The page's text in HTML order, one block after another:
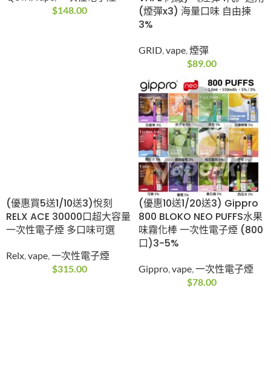
$148.00
(煙彈x3) 海量口味 自由揀
3%
GRID vape 煙彈
$89.00
(優惠買5送1/10送3)悅刻
RELX ACE 30000口超大容量
一次性電子煙 多口味可選
Relx vape 一次性電子煙
$315.00
(優惠10送1/20送3) Gippro
800 BLOKO NEO PUFFS水果
味霧化棒 一次性電子煙 (800
口)3-5%
Gippro vape 一次性電子煙
$78.00